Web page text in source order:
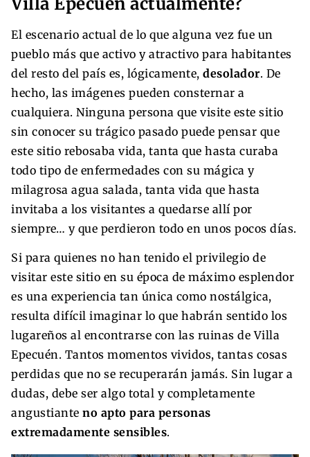
El escenario actual de lo que alguna vez fue un
pueblo más que activo y atractivo para habitantes
del resto del país es, lógicamente, desolador. De
hecho, las imágenes pueden consternar a
cualquiera. Ninguna persona que visite este sitio
sin conocer su trágico pasado puede pensar que
este sitio rebosaba vida, tanta que hasta curaba
todo tipo de enfermedades con su mágica y
milagrosa agua salada, tanta vida que hasta
invitaba a los visitantes a quedarse allí por
siempre… y que perdieron todo en unos pocos días.
Si para quienes no han tenido el privilegio de
visitar este sitio en su época de máximo esplendor
es una experiencia tan única como nostálgica,
resulta difícil imaginar lo que habrán sentido los
lugareños al encontrarse con las ruinas de Villa
Epecuén. Tantos momentos vividos, tantas cosas
perdidas que no se recuperarán jamás. Sin lugar a
dudas, debe ser algo total y completamente
angustiante no apto para personas
extremadamente sensibles.